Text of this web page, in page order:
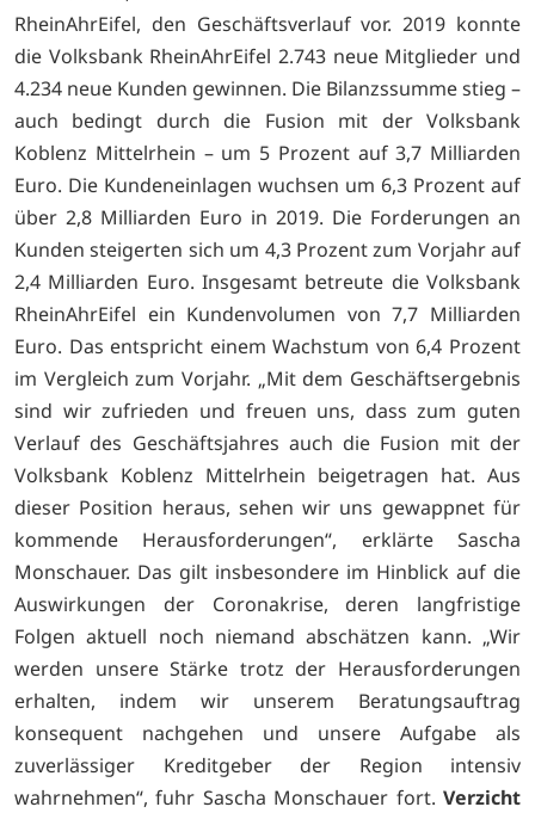
RheinAhrEifel, den Geschäftsverlauf vor. 2019 konnte
die Volksbank RheinAhrEifel 2.743 neue Mitglieder und
4.234 neue Kunden gewinnen. Die Bilanzssumme stieg –
auch bedingt durch die Fusion mit der Volksbank
Koblenz Mittelrhein – um 5 Prozent auf 3,7 Milliarden
Euro. Die Kundeneinlagen wuchsen um 6,3 Prozent auf
über 2,8 Milliarden Euro in 2019. Die Forderungen an
Kunden steigerten sich um 4,3 Prozent zum Vorjahr auf
2,4 Milliarden Euro. Insgesamt betreute die Volksbank
RheinAhrEifel ein Kundenvolumen von 7,7 Milliarden
Euro. Das entspricht einem Wachstum von 6,4 Prozent
im Vergleich zum Vorjahr. „Mit dem Geschäftsergebnis
sind wir zufrieden und freuen uns, dass zum guten
Verlauf des Geschäftsjahres auch die Fusion mit der
Volksbank Koblenz Mittelrhein beigetragen hat. Aus
dieser Position heraus, sehen wir uns gewappnet für
kommende Herausforderungen“, erklärte Sascha
Monschauer. Das gilt insbesondere im Hinblick auf die
Auswirkungen der Coronakrise, deren langfristige
Folgen aktuell noch niemand abschätzen kann. „Wir
werden unsere Stärke trotz der Herausforderungen
erhalten, indem wir unserem Beratungsauftrag
konsequent nachgehen und unsere Aufgabe als
zuverlässiger Kreditgeber der Region intensiv
wahrnehmen“, fuhr Sascha Monschauer fort. Verzicht